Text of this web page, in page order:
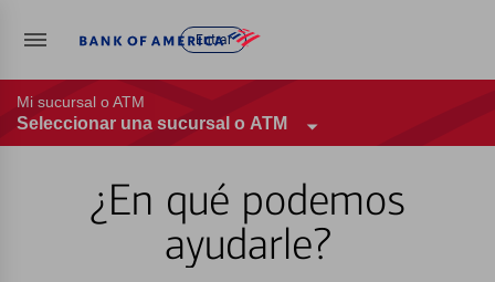
Entrar
Mi sucursal o ATM
Seleccionar una sucursal o ATM
¿En qué podemos
ayudarle?